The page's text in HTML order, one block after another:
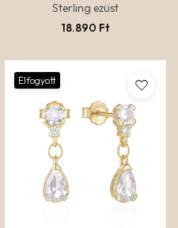
Sterling ezüst
18.890 Ft
Elfogyott